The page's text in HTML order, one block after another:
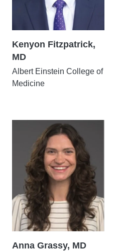
Kenyon Fitzpatrick,
MD
Albert Einstein College of
Medicine
Anna Grassy, MD